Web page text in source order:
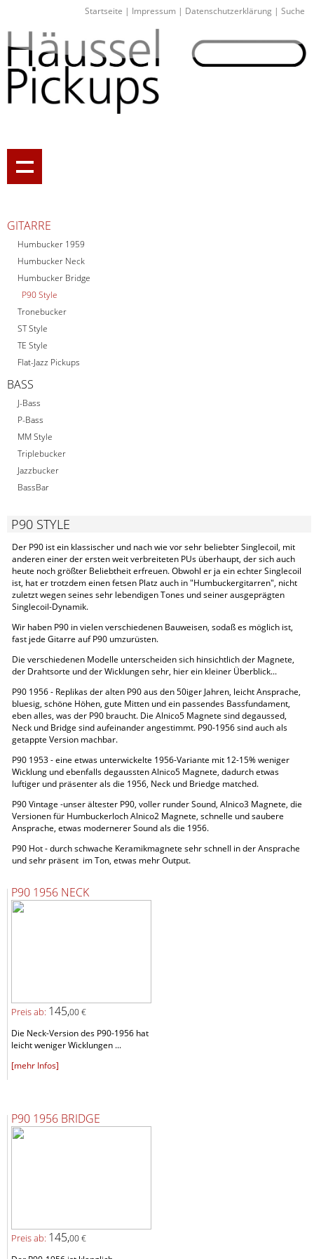
Startseite | Impressum | Datenschutzerklärung | Suche
GITARRE
Humbucker 1959
Humbucker Neck
Humbucker Bridge
P90 Style
Tronebucker
ST Style
TE Style
Flat-Jazz Pickups
BASS
J-Bass
P-Bass
MM Style
Triplebucker
Jazzbucker
BassBar
P90 STYLE
Der P90 ist ein klassischer und nach wie vor sehr beliebter Singlecoil, mit
anderen einer der ersten weit verbreiteten PUs überhaupt, der sich auch
heute noch größter Beliebtheit erfreuen. Obwohl er ja ein echter Singlecoil
ist, hat er trotzdem einen fetsen Platz auch in "Humbuckergitarren", nicht
zuletzt wegen seines sehr lebendigen Tones und seiner ausgeprägten
Singlecoil-Dynamik.
Wir haben P90 in vielen verschiedenen Bauweisen, sodaß es möglich ist,
fast jede Gitarre auf P90 umzurüsten.
Die verschiedenen Modelle unterscheiden sich hinsichtlich der Magnete,
der Drahtsorte und der Wicklungen sehr, hier ein kleiner Überblick...
P90 1956 - Replikas der alten P90 aus den 50iger Jahren, leicht Ansprache,
bluesig, schöne Höhen, gute Mitten und ein passendes Bassfundament,
eben alles, was der P90 braucht. Die Alnico5 Magnete sind degaussed,
Neck und Bridge sind aufeinander angestimmt. P90-1956 sind auch als
getappte Version machbar.
P90 1953 - eine etwas unterwickelte 1956-Variante mit 12-15% weniger
Wicklung und ebenfalls degaussten Alnico5 Magnete, dadurch etwas
luftiger und präsenter als die 1956, Neck und Briedge matched.
P90 Vintage -unser ältester P90, voller runder Sound, Alnico3 Magnete, die
Versionen für Humbuckerloch Alnico2 Magnete, schnelle und saubere
Ansprache, etwas modernerer Sound als die 1956.
P90 Hot - durch schwache Keramikmagnete sehr schnell in der Ansprache
und sehr präsent im Ton, etwas mehr Output.
P90 1956 NECK
Preis ab: 145,00 €
Die Neck-Version des P90-1956 hat
leicht weniger Wicklungen ...
[mehr Infos]
P90 1956 BRIDGE
Preis ab: 145,00 €